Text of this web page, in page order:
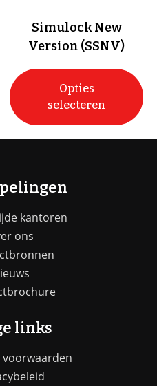
Simulock New
Version (SSNV)
Opties
selecteren
kantoren
ons
links
voorwaarden